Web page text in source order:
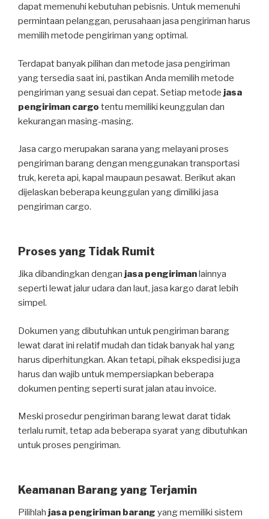
dapat memenuhi kebutuhan pebisnis. Untuk memenuhi
permintaan pelanggan, perusahaan jasa pengiriman harus
memilih metode pengiriman yang optimal.
Terdapat banyak pilihan dan metode jasa pengiriman
yang tersedia saat ini, pastikan Anda memilih metode
pengiriman yang sesuai dan cepat. Setiap metode jasa
pengiriman cargo tentu memiliki keunggulan dan
kekurangan masing-masing.
Jasa cargo merupakan sarana yang melayani proses
pengiriman barang dengan menggunakan transportasi
truk, kereta api, kapal maupaun pesawat. Berikut akan
dijelaskan beberapa keunggulan yang dimiliki jasa
pengiriman cargo.
Proses yang Tidak Rumit
Jika dibandingkan dengan jasa pengiriman lainnya
seperti lewat jalur udara dan laut, jasa kargo darat lebih
simpel.
Dokumen yang dibutuhkan untuk pengiriman barang
lewat darat ini relatif mudah dan tidak banyak hal yang
harus diperhitungkan. Akan tetapi, pihak ekspedisi juga
harus dan wajib untuk mempersiapkan beberapa
dokumen penting seperti surat jalan atau invoice.
Meski prosedur pengiriman barang lewat darat tidak
terlalu rumit, tetap ada beberapa syarat yang dibutuhkan
untuk proses pengiriman.
Keamanan Barang yang Terjamin
Pilihlah jasa pengiriman barang yang memiliki sistem